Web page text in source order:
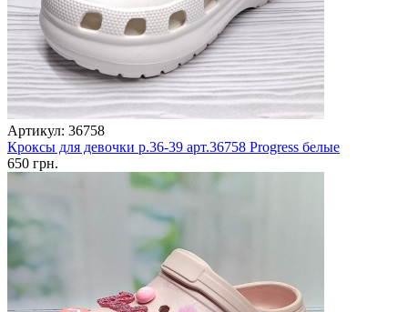
Артикул: 36758
Кроксы для девочки р.36-39 арт.36758 Progress белые
650 грн.